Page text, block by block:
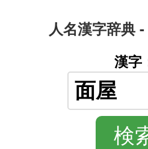
人名漢字辞典
漢字